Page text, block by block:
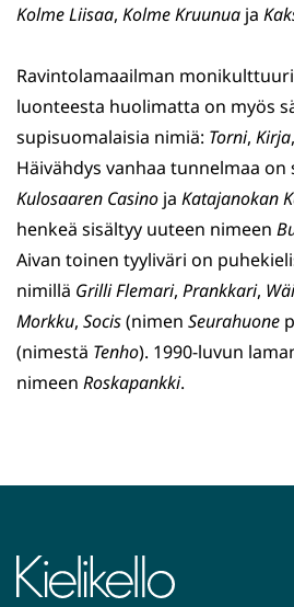
Kolme Liisaa, Kolme Kruunua ja
Ravintolamaailman
luonteesta huolimatta on myös
supisuomalaisia nimiä: Torni, Kirja,
Häivähdys vanhaa tunnelmaa on
Kulosaaren Casino ja Katajanokan
henkeä sisältyy uuteen nimeen
Aivan toinen tyyliväri on
nimillä Grilli Flemari, Prankkari,
Morkku, Socis(nimen Seurahuone
(nimestä Tenho). 1990-luvun
nimeen Roskapankki.